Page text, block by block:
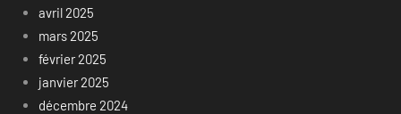
avril 2025
mars 2025
février 2025
janvier 2025
décembre 2024